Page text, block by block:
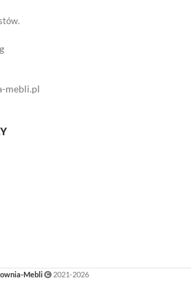
mebli.pl
Mebli 2021-2026